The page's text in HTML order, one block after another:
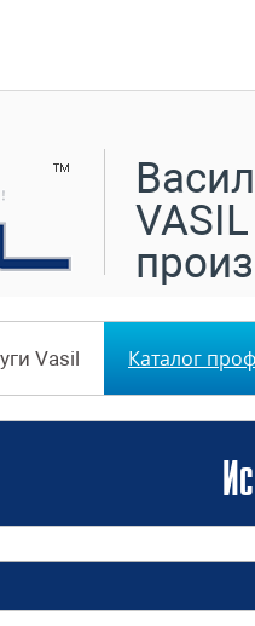
Vasil Каталог